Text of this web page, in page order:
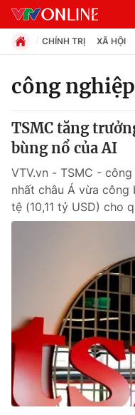
Chuyên mục
Chính trị
Xã hội
Pháp luật
Tin tức
Thế giới đó đây
Câu chuyện quốc tế
Kinh tế
Tài chính
Thị trường
Dữ liệu và đời sống
CHÍNH TRỊ XÃ HỘI
công
TSMC tăng
bùng nổ của AI
VTV.vn - TSMC -
nhất châu Á vừa
tệ (10,11 tỷ USD) cho